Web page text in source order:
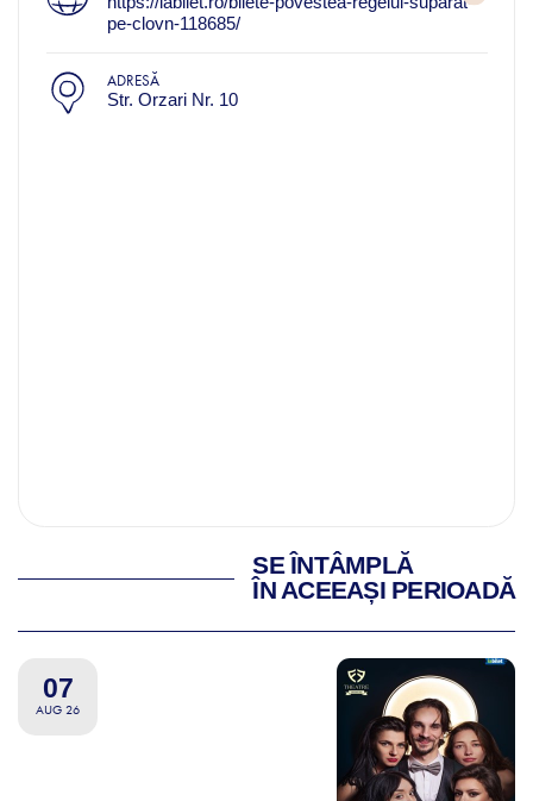
pe-clovn-118685/
ADRESĂ
Str. Orzari Nr. 10
SE ÎNTÂMPLĂ
ÎN ACEEAȘI PERIOADĂ
07
AUG 26